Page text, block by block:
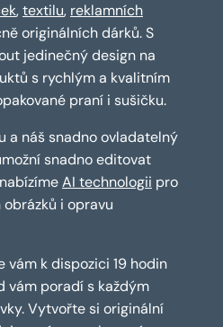
,textilu, reklamních
originálních dárků. S
jedinečný design na
s rychlým a kvalitním
praní i sušičku.
a náš snadno ovladatelný
snadno editovat
AI technologii pro
i opravu
vám k dispozici 19 hodin
vám poradí s každým
Vytvořte si originální